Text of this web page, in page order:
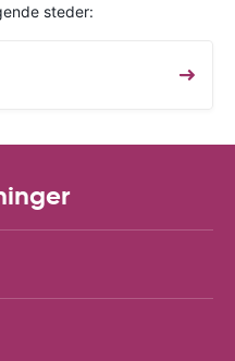
steder: